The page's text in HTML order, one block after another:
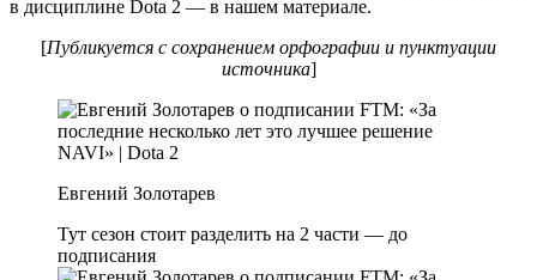
в дисциплине Dota 2 — в нашем материале.
[Публикуется с сохранением орфографии и пунктуации
источника]
Евгений Золотарев
Тут сезон стоит разделить на 2 части — до
подписания